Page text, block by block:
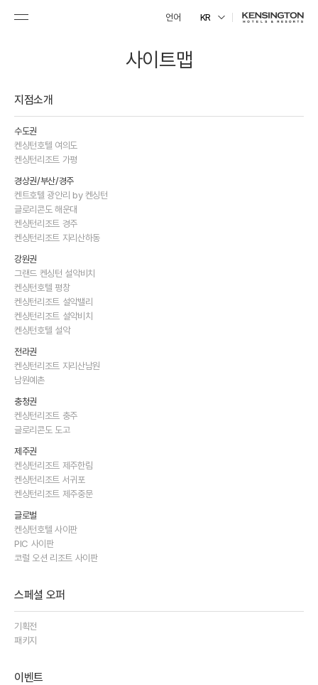
언어 KR
사이트맵
지점소개
수도권
켄싱턴호텔 여의도
켄싱턴리조트 가평
경상권/부산/경주
켄트호텔 광안리 by 켄싱턴
글로리콘도 해운대
켄싱턴리조트 경주
켄싱턴리조트 지리산하동
강원권
그랜드 켄싱턴 설악비치
켄싱턴호텔 평창
켄싱턴리조트 설악밸리
켄싱턴리조트 설악비치
켄싱턴호텔 설악
전라권
켄싱턴리조트 지리산남원
남원예촌
충청권
켄싱턴리조트 충주
글로리콘도 도고
제주권
켄싱턴리조트 제주한림
켄싱턴리조트 서귀포
켄싱턴리조트 제주중문
글로벌
켄싱턴호텔 사이판
PIC 사이판
코럴 오션 리조트 사이판
스페셜 오퍼
기획전
패키지
이벤트